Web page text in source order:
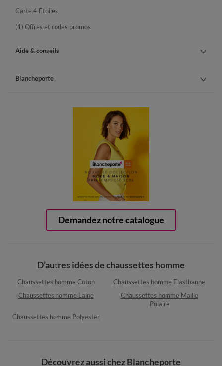
Demandez notre catalogue
Carte 4 Etoiles
(1) Offres et codes promos
Aide & conseils
Blancheporte
D’autres idées de chaussettes homme
Chaussettes homme Coton
Chaussettes homme Elasthanne
Chaussettes homme Laine
Chaussettes homme Maille
Polaire
Chaussettes homme Polyester
Découvrez aussi chez Blancheporte